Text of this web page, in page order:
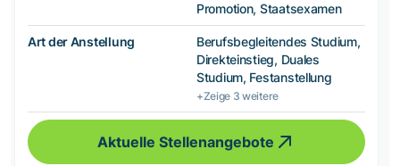
Promotion, Staatsexamen
Art der Anstellung
Berufsbegleitendes Studium,
Direkteinstieg, Duales
Studium, Festanstellung
+Zeige 3 weitere
Aktuelle Stellenangebote